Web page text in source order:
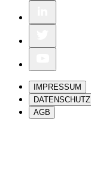
IMPRESSUM
DATENSCHUTZ
AGB